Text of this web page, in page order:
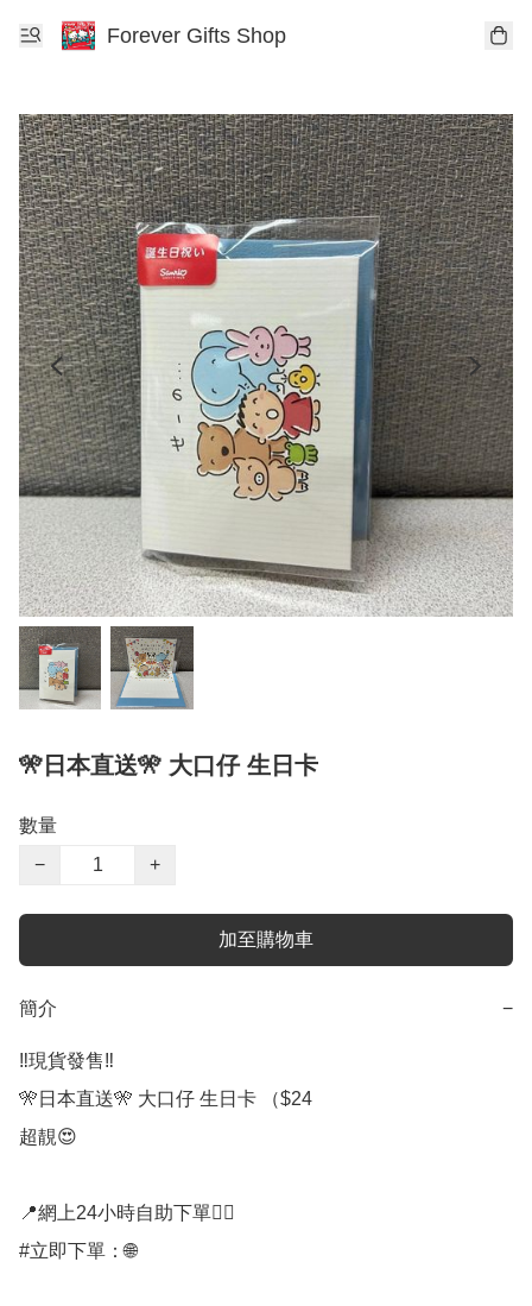
Forever Gifts Shop
🎌日本直送🎌 大口仔 生日卡
數量
−
+
加至購物車
簡介 −
‼️現貨發售‼️
🎌日本直送🎌 大口仔 生日卡 （$24
超靚😍
📍網上24小時自助下單👍🏻
#立即下單：🌐